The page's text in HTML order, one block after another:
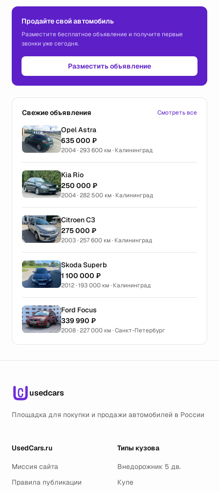
Продайте свой автомобиль
Разместите бесплатное объявление и получите первые
звонки уже сегодня.
Разместить объявление
Свежие объявления Смотреть все
Opel Astra
635 000 ₽
2004 · 293 600 км · Калининград
Kia Rio
250 000 ₽
2004 · 282 500 км · Калининград
Citroen C3
275 000 ₽
2003 · 257 600 км · Калининград
Skoda Superb
1 100 000 ₽
2012 · 193 000 км · Калининград
Ford Focus
339 990 ₽
2008 · 227 000 км · Санкт-Петербург
usedcars
Площадка для покупки и продажи автомобилей в России
UsedCars.ru
Миссия сайта
Правила публикации
Типы кузова
Внедорожник 5 дв.
Купе